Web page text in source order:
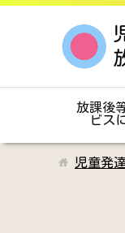
放課後
ビス
児童発